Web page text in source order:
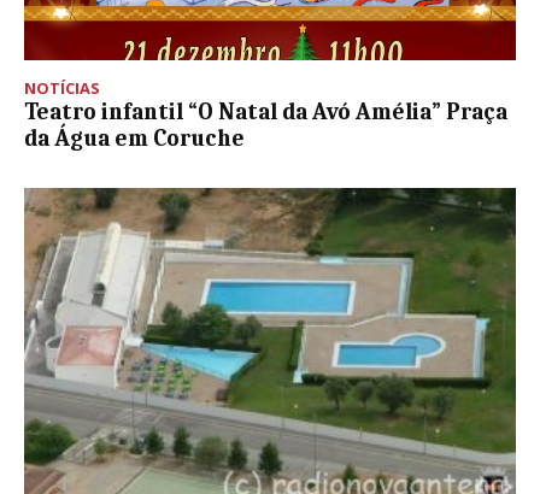
NOTÍCIAS
Teatro infantil “O Natal da Avó Amélia” Praça
da Água em Coruche